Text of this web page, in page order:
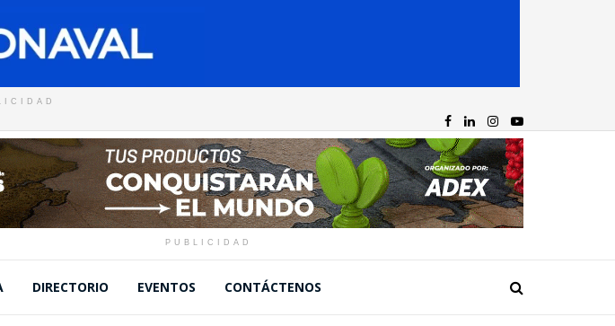
PUBLICIDAD
DIRECTORIO EVENTOS CONTÁCTENOS